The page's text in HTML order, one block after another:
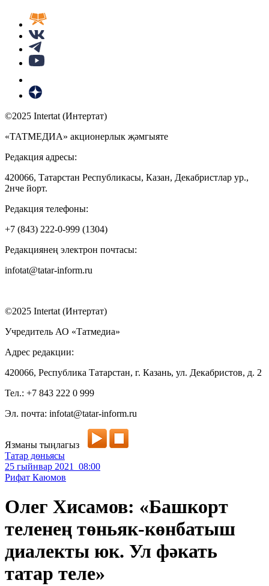
©2025 Intertat (Интертат)
«ТАТМЕДИА» акционерлык җәмгыяте
Редакция адресы:
420066, Татарстан Республикасы, Казан, Декабристлар ур.,
2нче йорт.
Редакция телефоны:
+7 (843) 222-0-999 (1304)
Редакциянең электрон почтасы:
infotat@tatar-inform.ru
©2025 Intertat (Интертат)
Учредитель АО «Татмедиа»
Адрес редакции:
420066, Республика Татарстан, г. Казань, ул. Декабристов, д. 2
Тел.: +7 843 222 0 999
Эл. почта: infotat@tatar-inform.ru
Язманы тыңлагыз
Татар дөньясы
25 гыйнвар 2021 08:00
Рифат Каюмов
Олег Хисамов: «Башкорт
теленең төньяк-көнбатыш
диалекты юк. Ул фәкать
татар теле»